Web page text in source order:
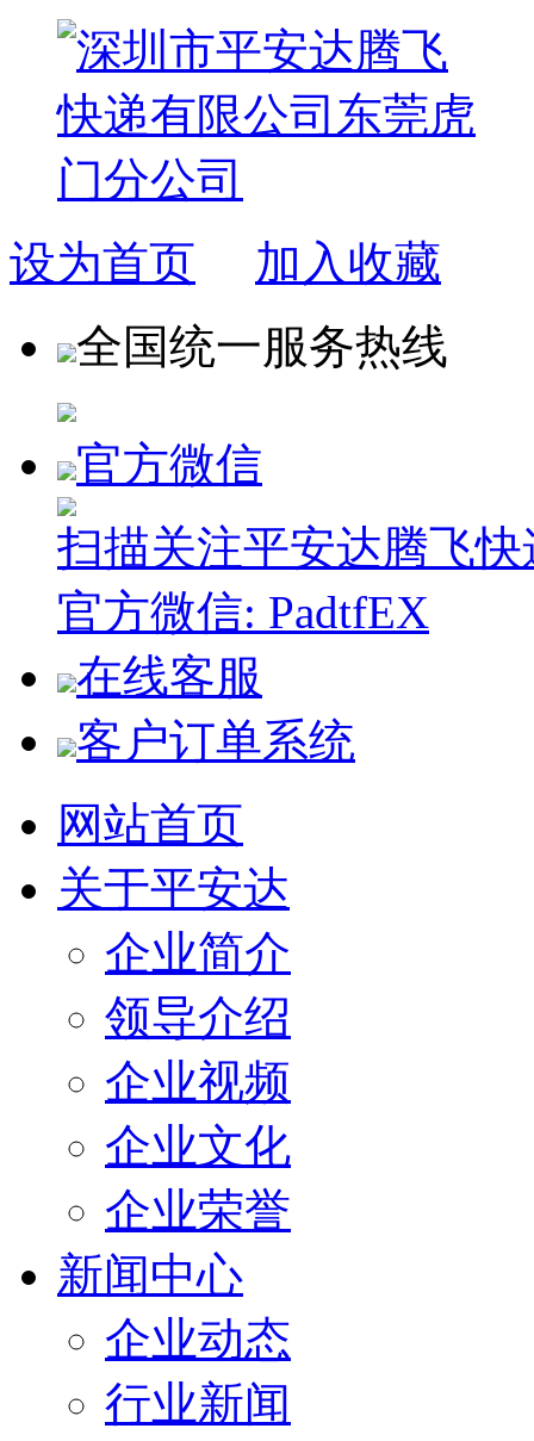
设为首页
加入收藏
全国统一服务热线
官方微信
扫描关注平安达腾飞快
官方微信: PadtfEX
在线客服
客户订单系统
网站首页
关于平安达
企业简介
领导介绍
企业视频
企业文化
企业荣誉
新闻中心
企业动态
行业新闻